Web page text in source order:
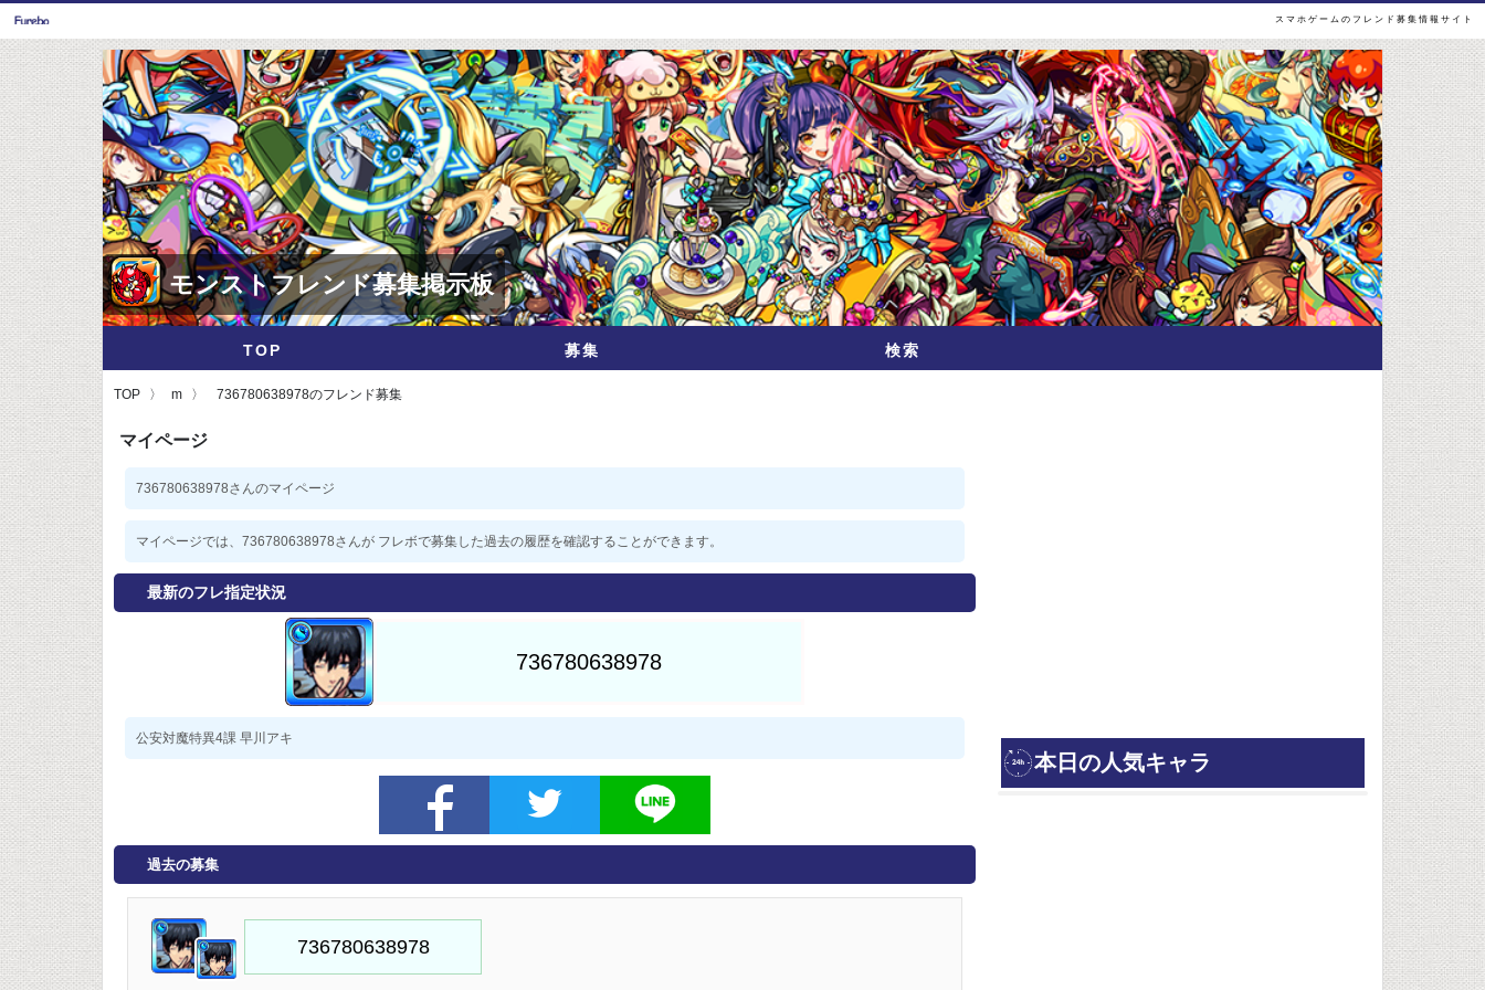
スマホゲームのフレンド募集情報サイト
モンストフレンド募集掲示板
TOP 募集 検索
TOP m 736780638978のフレンド募集
マイページ
736780638978さんのマイページ
マイページでは、736780638978さんが フレボで募集した過去の履歴を確認することができます。
最新のフレ指定状況
公安対魔特異4課 早川アキ
過去の募集